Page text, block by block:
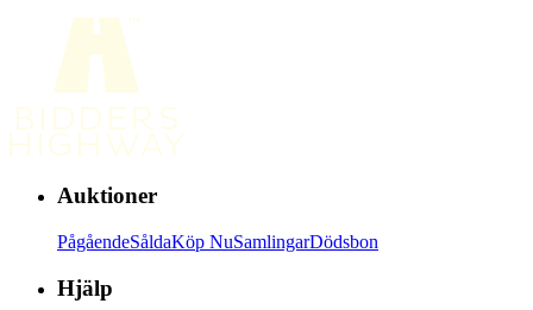
Auktioner
PågåendeSåldaKöp NuSamlingarDödsbon
Hjälp